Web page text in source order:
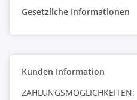
Gesetzliche Informationen
Kunden Information
ZAHLUNGSMÖGLICHKEITEN: